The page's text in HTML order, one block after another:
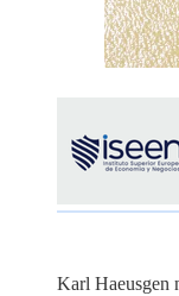
Karl Haeusgen